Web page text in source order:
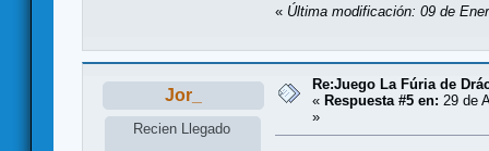
« Última modificación: 09 de
Jor_
Recien Llegado
Re:Juego La Fúria de
« Respuesta #5 en: 29 de
»